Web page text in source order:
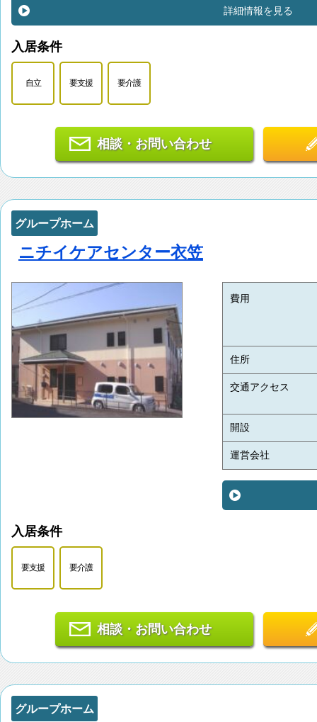
詳細情報を見る
入居条件
自立 要支援 要介護
相談・お問い合わせ
グループホーム
ニチイケアセンター衣笠
費用
住所
交通アクセス
開設
運営会社
入居条件
要支援 要介護
相談・お問い合わせ
グループホーム